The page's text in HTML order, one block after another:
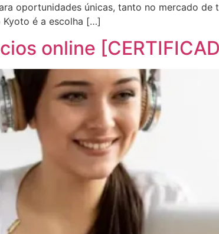
oportunidades únicas, tanto no mercado
Kyoto é a escolha […]
online